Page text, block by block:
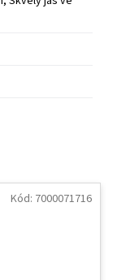
Kód: 7000071716